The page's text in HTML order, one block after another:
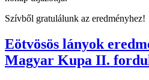
Szívből gratulálunk az eredményhez!
Eötvösös lányok
Magyar Kupa II.